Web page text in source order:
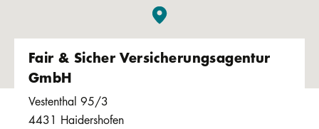
Fair & Sicher Versicherungsagentur
GmbH
Vestenthal 95/3
4431 Haidershofen